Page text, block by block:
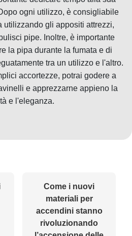
ogni utilizzo, è consigliabile
utilizzando gli appositi attrezzi,
pipe. Inoltre, è importante
la pipa durante la fumata e di
tra un utilizzo e l'altro.
accortezze, potrai godere a
e apprezzarne appieno la
e l'eleganza.
Come i nuovi
materiali per
accendini stanno
rivoluzionando